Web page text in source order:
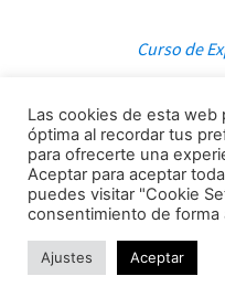
Curso de
Raúl González: «El
independientemente
Artículos
Las cookies de esta web
óptima al recordar tus
para ofrecerte una
Aceptar para aceptar
puedes visitar "Cookie
consentimiento de forma
Ajustes Aceptar